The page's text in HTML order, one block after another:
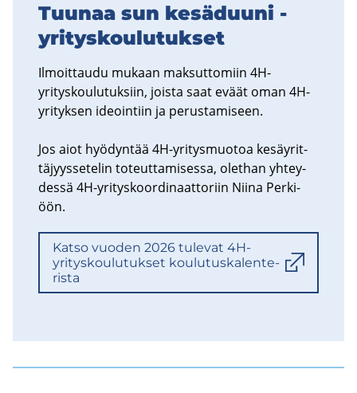
Tuu­naa sun ke­sä­duu­ni -​
yrityskoulutukset
Il­moit­tau­du mu­kaan mak­sut­to­miin 4H-​
yrityskoulutuksiin, jois­ta saat eväät oman 4H-​
yrityksen ideoin­tiin ja pe­rus­ta­mi­seen.
Jos aiot hyö­dyn­tää 4H-​yritysmuotoa ke­säy­rit­
tä­jyys­se­te­lin to­teut­ta­mi­ses­sa, olet­han yh­tey­
des­sä 4H-​yrityskoordinaattoriin Niina Per­ki­
öön.
Katso vuo­den 2026 tu­le­vat 4H-​
yrityskoulutukset kou­lu­tus­ka­len­te­
ris­ta